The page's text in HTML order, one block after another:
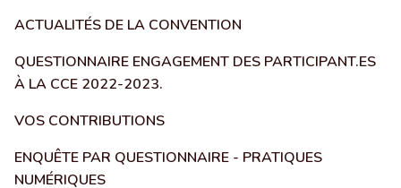
ACTUALITÉS DE LA CONVENTION
QUESTIONNAIRE ENGAGEMENT DES PARTICIPANT.ES
À LA CCE 2022-2023.
VOS CONTRIBUTIONS
ENQUÊTE PAR QUESTIONNAIRE - PRATIQUES
NUMÉRIQUES